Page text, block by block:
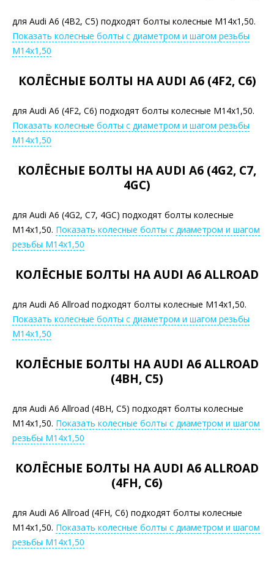
для Audi A6 (4B2, C5) подходят болты колесные М14х1,50.
Показать колесные болты с диаметром и шагом резьбы
М14х1,50
КОЛЁСНЫЕ БОЛТЫ НА AUDI A6 (4F2, C6)
для Audi A6 (4F2, C6) подходят болты колесные М14х1,50.
Показать колесные болты с диаметром и шагом резьбы
М14х1,50
КОЛЁСНЫЕ БОЛТЫ НА AUDI A6 (4G2, C7,
4GC)
для Audi A6 (4G2, C7, 4GC) подходят болты колесные
М14х1,50. Показать колесные болты с диаметром и шагом
резьбы М14х1,50
КОЛЁСНЫЕ БОЛТЫ НА AUDI A6 ALLROAD
для Audi A6 Allroad подходят болты колесные М14х1,50.
Показать колесные болты с диаметром и шагом резьбы
М14х1,50
КОЛЁСНЫЕ БОЛТЫ НА AUDI A6 ALLROAD
(4BH, C5)
для Audi A6 Allroad (4BH, C5) подходят болты колесные
М14х1,50. Показать колесные болты с диаметром и шагом
резьбы М14х1,50
КОЛЁСНЫЕ БОЛТЫ НА AUDI A6 ALLROAD
(4FH, C6)
для Audi A6 Allroad (4FH, C6) подходят болты колесные
М14х1,50. Показать колесные болты с диаметром и шагом
резьбы М14х1,50